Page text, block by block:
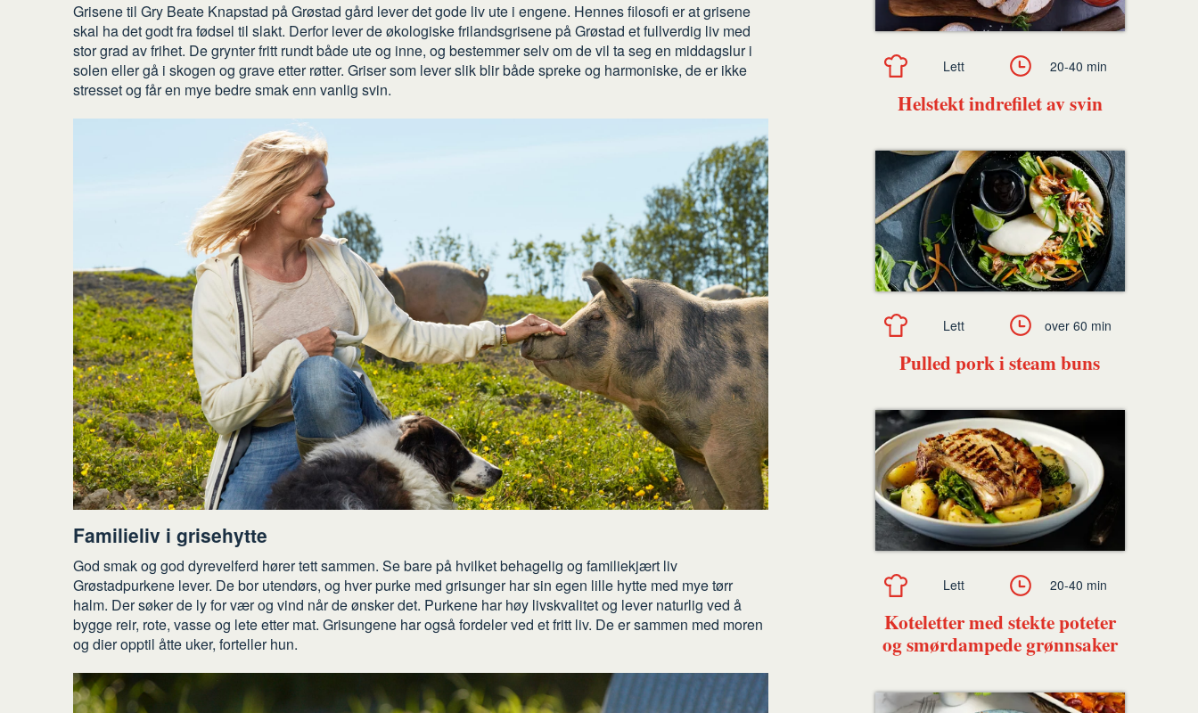
Grisene til Gry Beate Knapstad på Grøstad gård lever det gode liv ute i engene. Hennes filosofi er at grisene
skal ha det godt fra fødsel til slakt. Derfor lever de økologiske frilandsgrisene på Grøstad et fullverdig liv med
stor grad av frihet. De grynter fritt rundt både ute og inne, og bestemmer selv om de vil ta seg en middagslur i
solen eller gå i skogen og grave etter røtter. Griser som lever slik blir både spreke og harmoniske, de er ikke
stresset og får en mye bedre smak enn vanlig svin.
Familieliv i grisehytte
God smak og god dyrevelferd hører tett sammen. Se bare på hvilket behagelig og familiekjært liv
Grøstadpurkene lever. De bor utendørs, og hver purke med grisunger har sin egen lille hytte med mye tørr
halm. Der søker de ly for vær og vind når de ønsker det. Purkene har høy livskvalitet og lever naturlig ved å
bygge reir, rote, vasse og lete etter mat. Grisungene har også fordeler ved et fritt liv. De er sammen med moren
og dier opptil åtte uker, forteller hun.
Helstekt indrefilet av svin
Lett 20-40 min
Pulled pork i steam buns
Lett over 60 min
Koteletter med stekte poteter
og smørdampede grønnsaker
Lett 20-40 min